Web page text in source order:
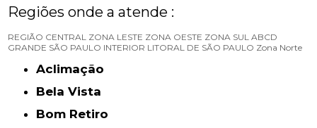
Regiões onde a atende :
REGIÃO CENTRAL ZONA LESTE ZONA OESTE ZONA SUL ABCD
GRANDE SÃO PAULO INTERIOR LITORAL DE SÃO PAULO Zona Norte
Aclimação
Bela Vista
Bom Retiro